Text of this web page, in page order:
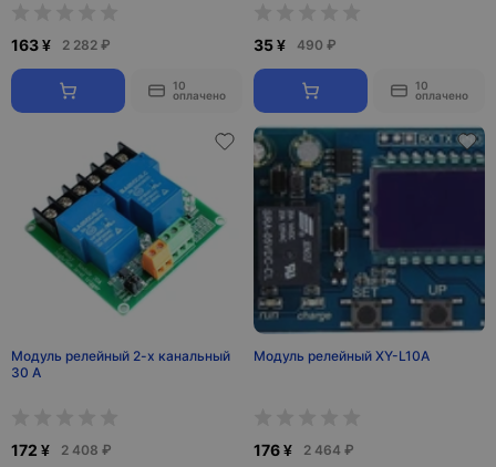
163 ¥ 2 282 ₽
10
оплачено
35 ¥ 490 ₽
10
оплачено
Модуль релейный 2-х канальный
30 А
172 ¥ 2 408 ₽
Модуль релейный XY-L10A
176 ¥ 2 464 ₽